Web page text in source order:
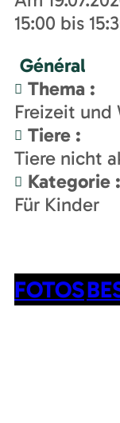
15:00 bis
Général
Thema :
Freizeit und
Tiere :
Tiere nicht
Kategorie :
Für Kinder
FOTOS